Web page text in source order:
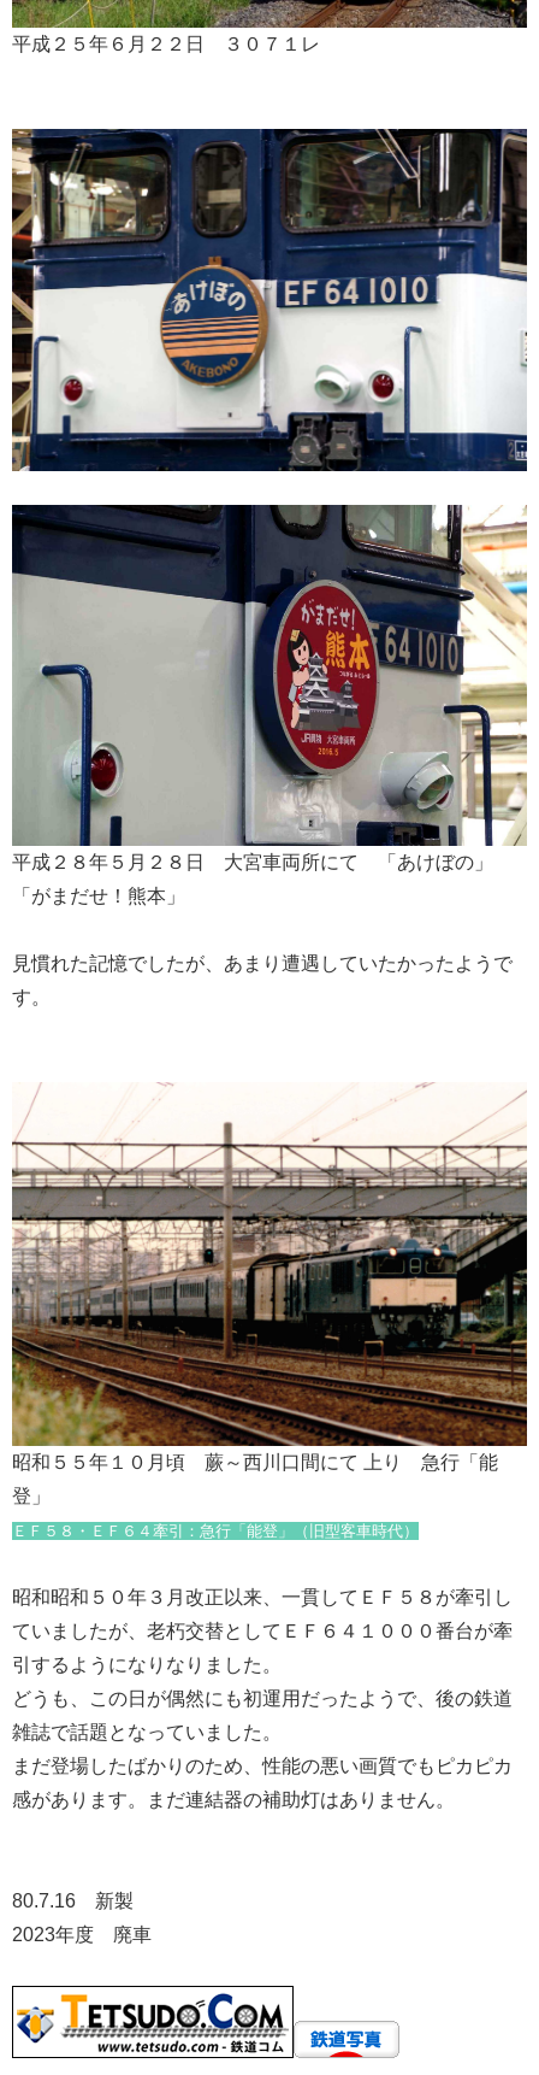
平成２５年６月２２日 ３０７１レ
平成２８年５月２８日 大宮車両所にて 「あけぼの」
「がまだせ！熊本」
見慣れた記憶でしたが、あまり遭遇していたかったようで
す。
昭和５５年１０月頃 蕨～西川口間にて 上り 急行「能
登」
ＥＦ５８・ＥＦ６４牽引：急行「能登」（旧型客車時代）
昭和昭和５０年３月改正以来、一貫してＥＦ５８が牽引し
ていましたが、老朽交替としてＥＦ６４１０００番台が牽
引するようになりなりました。
どうも、この日が偶然にも初運用だったようで、後の鉄道
雑誌で話題となっていました。
まだ登場したばかりのため、性能の悪い画質でもピカピカ
感があります。まだ連結器の補助灯はありません。
80.7.16 新製
2023年度 廃車